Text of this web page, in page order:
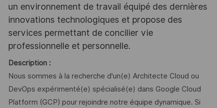
un environnement de travail équipé des dernières
innovations technologiques et propose des
services permettant de concilier vie
professionnelle et personnelle.
Description :
Nous sommes à la recherche d'un(e) Architecte Cloud ou
DevOps expérimenté(e) spécialisé(e) dans Google Cloud
Platform (GCP) pour rejoindre notre équipe dynamique. Si